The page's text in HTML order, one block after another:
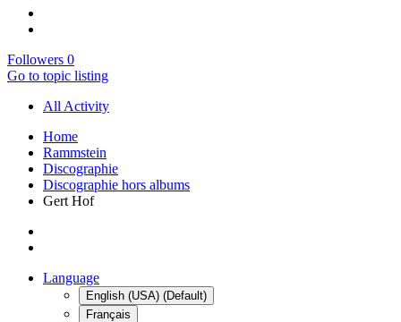
Followers 0
Go to topic listing
All Activity
Home
Rammstein
Discographie
Discographie hors albums
Gert Hof
Language
English (USA) (Default)
Français